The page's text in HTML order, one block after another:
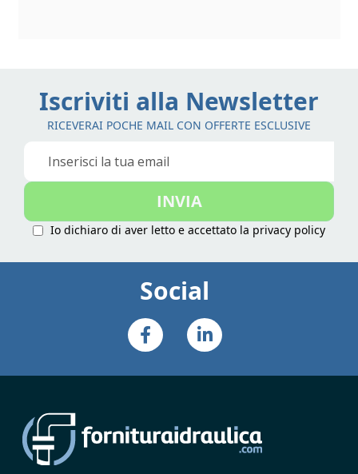
Iscriviti alla Newsletter
RICEVERAI POCHE MAIL CON OFFERTE ESCLUSIVE
Iscriviti
nostra
INVIA
Io dichiaro di aver letto e accettato la privacy policy
Social